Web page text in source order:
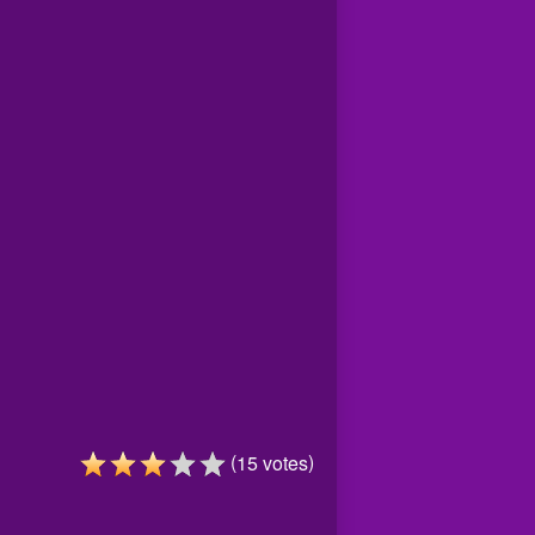
(15votes)